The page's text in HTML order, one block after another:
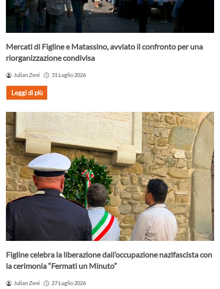
Mercati di Figline e Matassino, avviato il confronto per una
riorganizzazione condivisa
Julian Zeni 31 Luglio 2026
Leggi di più
Figline celebra la liberazione dall’occupazione nazifascista con
la cerimonia “Fermati un Minuto”
Julian Zeni 27 Luglio 2026